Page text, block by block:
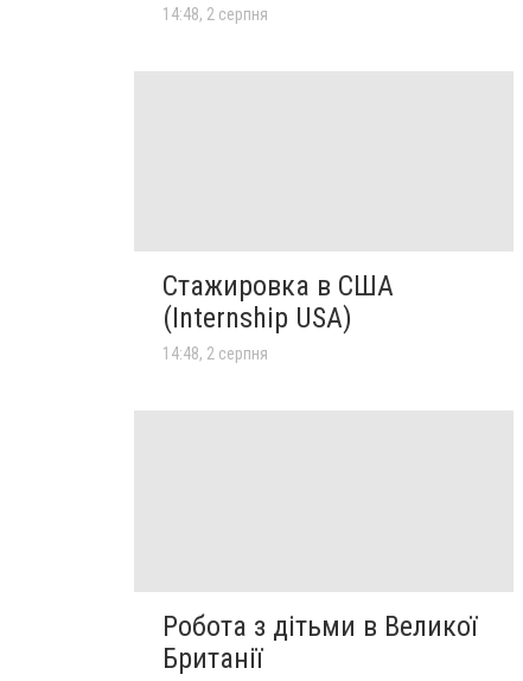
14:48, 2 серпня
Стажировка в США
(Internship USA)
14:48, 2 серпня
Робота з дітьми в Великої
Британії